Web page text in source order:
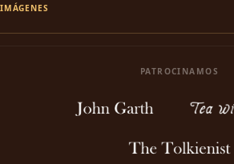
IMÁGENES
PATROCINAMOS